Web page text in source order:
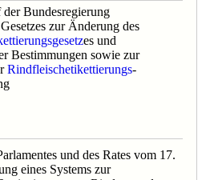
Bundesregierung
zur Änderung des
es und
Bestimmungen sowie zur
Rindfleischetikettierungs-
eines Systems zur